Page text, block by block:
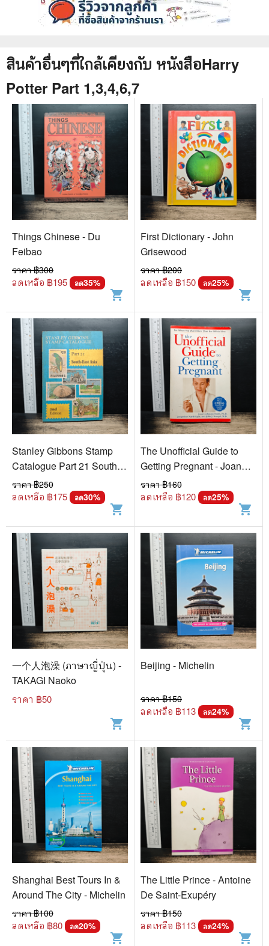
สินค้าอื่นๆที่ใกล้เคียงกับ หนังสือHarry
Potter Part 1,3,4,6,7
Things Chinese - Du
Feibao
ราคา ฿300
ลดเหลือ ฿195 ลด35%
shopping_cart
First Dictionary - John
Grisewood
ราคา ฿200
ลดเหลือ ฿150 ลด25%
shopping_cart
Stanley Gibbons Stamp
Catalogue Part 21 South-
East Asia
ราคา ฿250
ลดเหลือ ฿175 ลด30%
shopping_cart
The Unofficial Guide to
Getting Pregnant - Joan
Liebmann-Smith
ราคา ฿160
ลดเหลือ ฿120 ลด25%
shopping_cart
一个人泡澡 (ภาษาญี่ปุ่น) -
TAKAGI Naoko
ราคา ฿50
shopping_cart
Beijing - Michelin
ราคา ฿150
ลดเหลือ ฿113 ลด24%
shopping_cart
Shanghai Best Tours In &
Around The City - Michelin
ราคา ฿100
ลดเหลือ ฿80 ลด20%
shopping_cart
The Little Prince - Antoine
De Saint-Exupéry
ราคา ฿150
ลดเหลือ ฿113 ลด24%
shopping_cart